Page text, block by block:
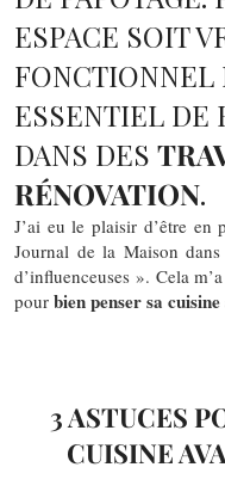
ESPACE SOIT
FONCTIONNEL
ESSENTIEL DE
DANS DES
RÉNOVATION.
J’ai eu le plaisir d’être en
Journal de la Maison
d’influenceuses ». Cela
pour bien penser sa
3 ASTUCES
CUISINE